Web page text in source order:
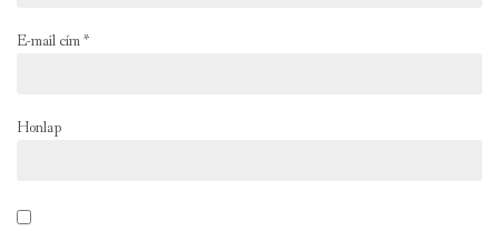
E-mail cím*
Honlap